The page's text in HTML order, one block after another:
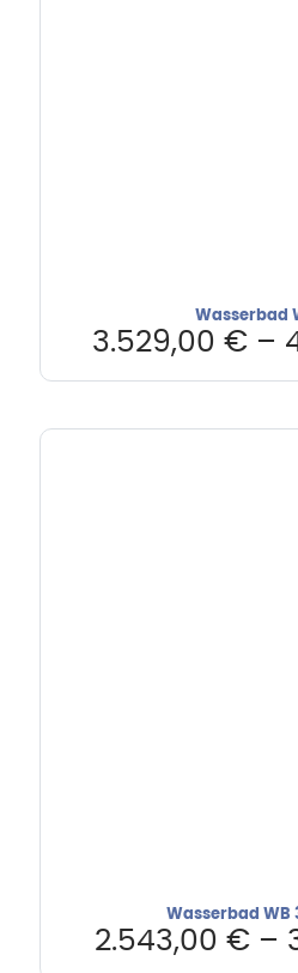
Wasserbad
3.529,00 € –
Wasserbad WB
2.543,00 €–